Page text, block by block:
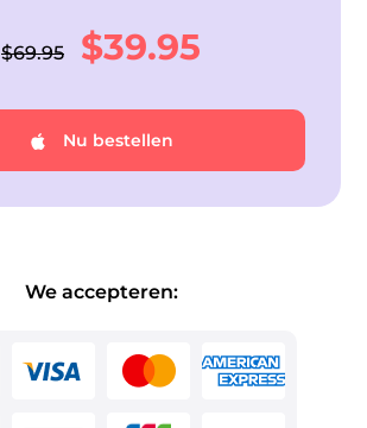
$69.95 $39.95
Nu bestellen
We accepteren: